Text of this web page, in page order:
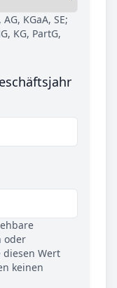
KGaA, SE;
KG, PartG,
oder
diesen Wert
keinen